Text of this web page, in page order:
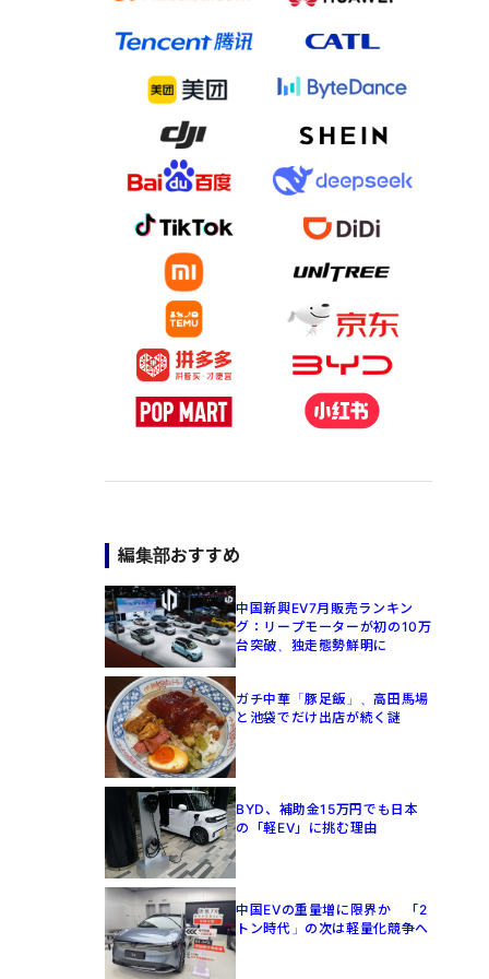
編集部おすすめ
中国新興EV7月販売ランキン
グ：リープモーターが初の10万
台突破、独走態勢鮮明に
ガチ中華「豚足飯」、高田馬場
と池袋でだけ出店が続く謎
BYD、補助金15万円でも日本
の「軽EV」に挑む理由
中国EVの重量増に限界か 「2
トン時代」の次は軽量化競争へ